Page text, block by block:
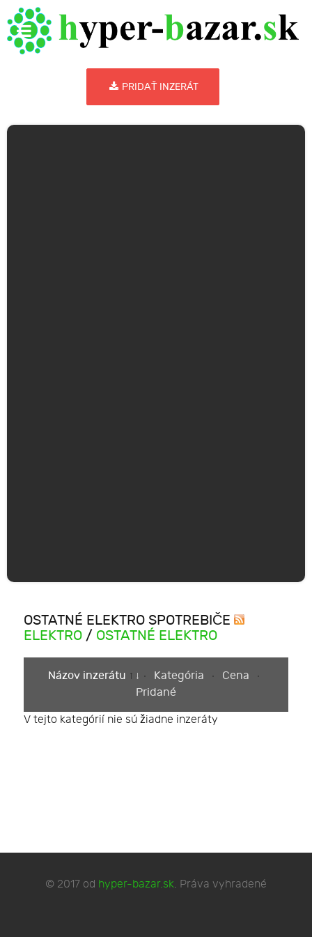
PRIDAŤ INZERÁT
OSTATNÉ ELEKTRO SPOTREBIČE
ELEKTRO / OSTATNÉ ELEKTRO
Názov inzerátu Kategória
Cena
Pridané
V tejto kategórií nie sú žiadne inzeráty
© 2017 od hyper-bazar.sk. Práva vyhradené